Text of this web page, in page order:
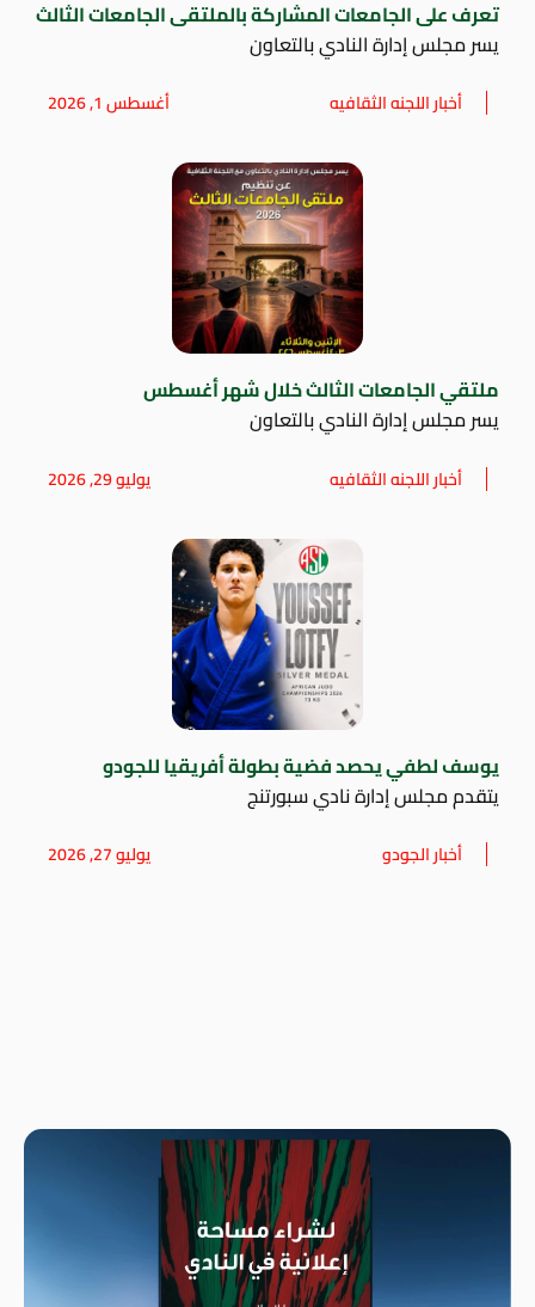
تعرف على الجامعات المشاركة بالملتقى الجامعات الثالث
يسر مجلس إدارة النادي بالتعاون
أخبار اللجنه الثقافيه أغسطس 1, 2026
ملتقي الجامعات الثالث خلال شهر أغسطس
يسر مجلس إدارة النادي بالتعاون
أخبار اللجنه الثقافيه يوليو 29, 2026
يوسف لطفي يحصد فضية بطولة أفريقيا للجودو
يتقدم مجلس إدارة نادي سبورتنج
أخبار الجودو يوليو 27, 2026